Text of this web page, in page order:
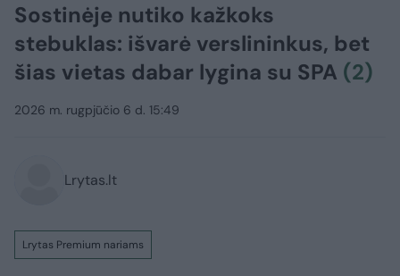
Sostinėje nutiko kažkoks
stebuklas: išvarė verslininkus, bet
šias vietas dabar lygina su SPA (2)
2026 m. rugpjūčio 6 d. 15:49
Lrytas.lt
Lrytas Premium nariams